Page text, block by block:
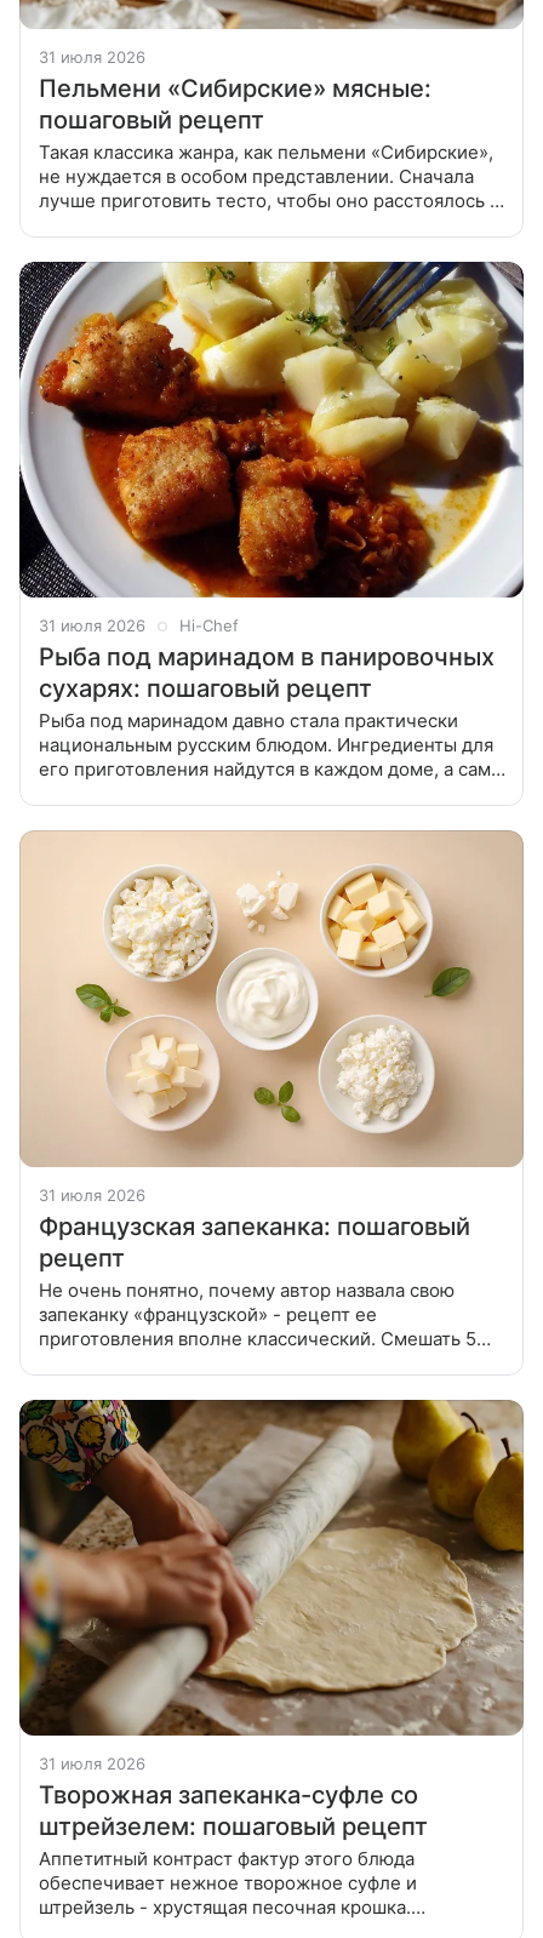
31 июля 2026
Пельмени «Сибирские» мясные:
пошаговый рецепт
Такая классика жанра, как пельмени «Сибирские»,
не нуждается в особом представлении. Сначала
лучше приготовить тесто, чтобы оно расстоялось и
31 июля 2026 Hi-Chef
Рыба под маринадом в панировочных
сухарях: пошаговый рецепт
Рыба под маринадом давно стала практически
национальным русским блюдом. Ингредиенты для
его приготовления найдутся в каждом доме, а сама
31 июля 2026
Французская запеканка: пошаговый
рецепт
Не очень понятно, почему автор назвала свою
запеканку «французской» - рецепт ее
приготовления вполне классический. Смешать 5
31 июля 2026
Творожная запеканка-суфле со
штрейзелем: пошаговый рецепт
Аппетитный контраст фактур этого блюда
обеспечивает нежное творожное суфле и
штрейзель - хрустящая песочная крошка.